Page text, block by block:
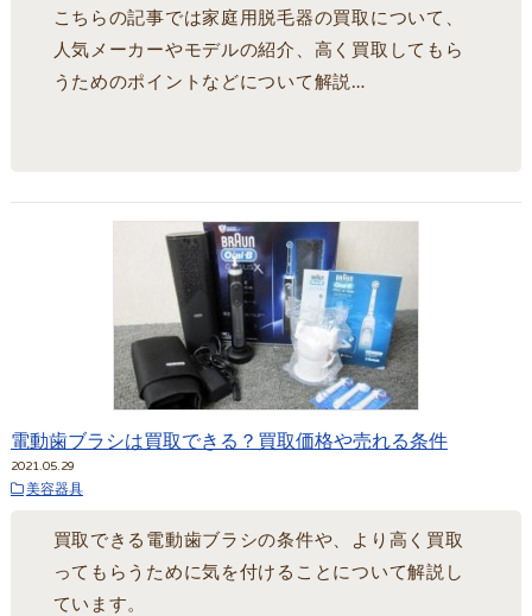
こちらの記事では家庭用脱毛器の買取について、
人気メーカーやモデルの紹介、高く買取してもら
うためのポイントなどについて解説…
電動歯ブラシは買取できる？買取価格や売れる条件
2021.05.29
美容器具
買取できる電動歯ブラシの条件や、より高く買取
ってもらうために気を付けることについて解説し
ています。